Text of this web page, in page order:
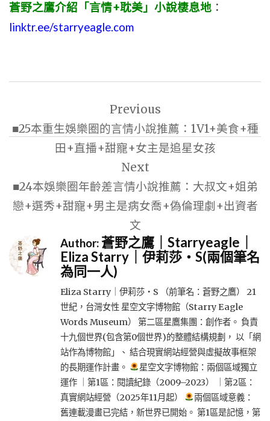
蒼野之鷹介紹「言情+耽美」小說棲息地 ：
linktr.ee/starryeagle.com
導
Previous
■25本重生娛樂圈的言情小說推薦：1V1+美食+種
田+直播+甜寵+女主是追星女孩
Next
■24本娛樂圈年齡差言情小說推薦：大叔文+姐弟
戀+選秀+甜寵+男主是病女喬+偽倫理劇+出資者
文
Author:蒼野之鷹｜Starryeagle｜
Eliza Starry｜伊莉莎・S(兩個筆名
為同一人)
Eliza Starry｜伊莉莎・S （前筆名：蒼野之鷹） 21
世紀，台灣女性 星空文字博物館（Starry Eagle
Words Museum） 第二區星鷹集團：創作者。 負責
十九個世界(包含第0個世界)的整體結構規劃， 以「網
站作為博物館」、 結合現實網站經營與虛擬故事框架
的長期運作計畫。
星空文字博物館：兩個區域獨立
運作 ｜第1區：閱讀紀錄（2009–2023） ｜第2區：
真實網站經營（2025年11月起）
兩個區域意義：
舊連載漫畫已完結，新世界已開始。 第1區是記憶，第